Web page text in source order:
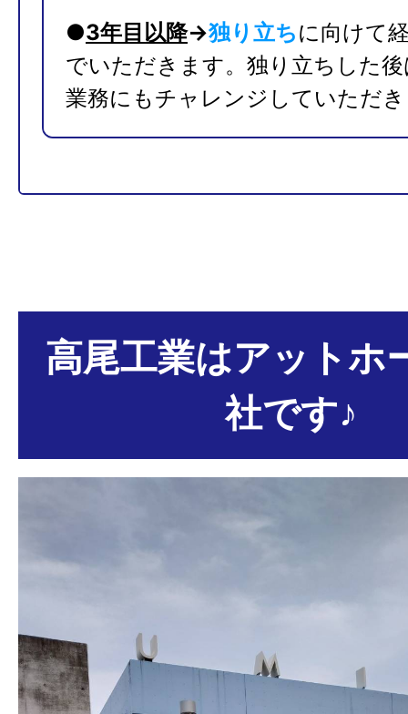
★
450万円
●3年目以降→独り立ちに向けて
でいただきます。独り立ちした
業務にもチャレンジしていただ
高尾工業はアットホ
社です♪